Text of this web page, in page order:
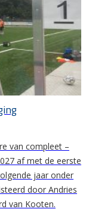
van compleet –
af met de eerste
jaar onder
door Andries
van Kooten.